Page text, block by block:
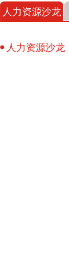
人力资源沙龙
人力资源沙龙